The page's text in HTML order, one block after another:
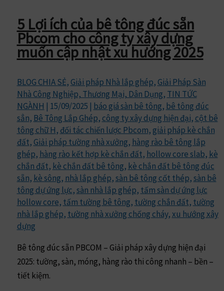
5 Lợi ích của bê tông đúc sẵn
Pbcom cho công ty xây dựng
muốn cập nhật xu hướng 2025
BLOG CHIA SẺ, Giải pháp Nhà lắp ghép, Giải Pháp Sàn
Nhà Công Nghiệp, Thương Mại, Dân Dụng, TIN TỨC
NGÀNH | 15/09/2025 | báo giá sàn bê tông, bê tông đúc
sẳn, Bê Tông Lắp Ghép, công ty xây dựng hiện đại, cột bê
tông chữ H, đối tác chiến lược Pbcom, giải pháp kè chắn
đất, Giải pháp tường nhà xưởng, hàng rào bê tông lắp
ghép, hàng rào kết hợp kè chắn đất, hollow core slab, kè
chắn đất, kè chắn đất bê tông, kè chắn đất bê tông đúc
sẵn, kè sông, nhà lắp ghép,sàn bê tông cốt thép,sàn bê
tông dự ứng lực,sàn nhà lắp ghép, tấm sàn dự ứng lực
hollow core, tấm tường bê tông, tường chắn đất, tường
nhà lắp ghép, tường nhà xưởng chống cháy,xu hướng xây
dựng
Bê tông đúc sẵn PBCOM – Giải pháp xây dựng hiện đại
2025: tường, sàn, móng, hàng rào thi công nhanh – bền –
tiết kiệm.